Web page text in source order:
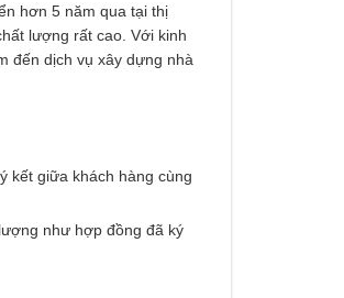
hơn 5 năm qua tại thị
lượng rất cao. Với kinh
đến dịch vụ xây dựng nhà
kết giữa khách hàng cùng
như hợp đồng đã ký